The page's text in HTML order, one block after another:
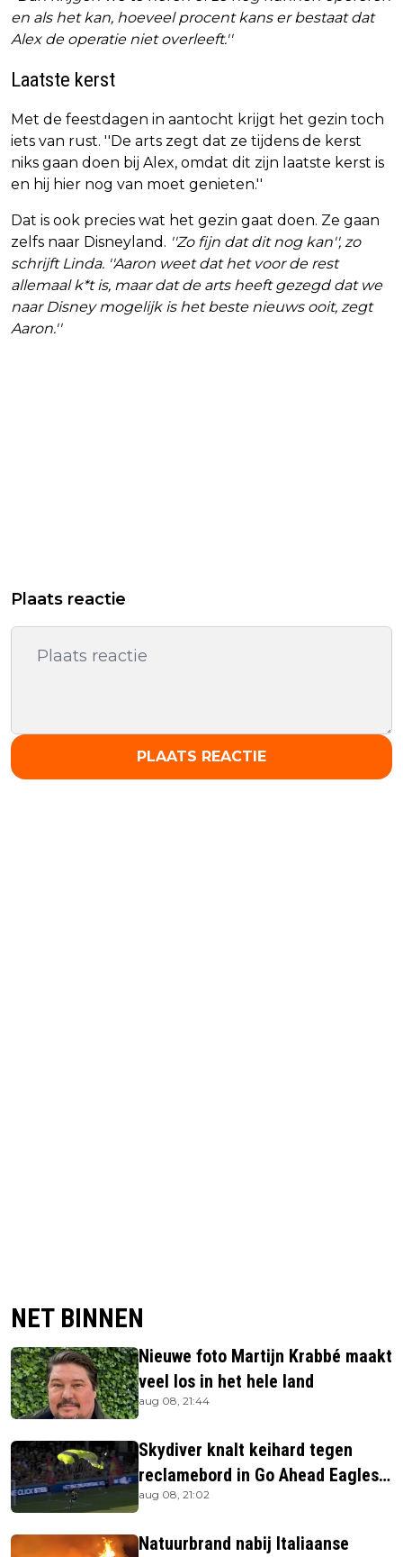
en als het kan, hoeveel procent kans er bestaat dat
Alex de operatie niet overleeft.''
Laatste kerst
Met de feestdagen in aantocht krijgt het gezin toch
iets van rust. ''De arts zegt dat ze tijdens de kerst
niks gaan doen bij Alex, omdat dit zijn laatste kerst is
en hij hier nog van moet genieten.''
Dat is ook precies wat het gezin gaat doen. Ze gaan
zelfs naar Disneyland. ''Zo fijn dat dit nog kan'', zo
schrijft Linda. ''Aaron weet dat het voor de rest
allemaal k*t is, maar dat de arts heeft gezegd dat we
naar Disney mogelijk is het beste nieuws ooit, zegt
Aaron.''
Plaats reactie
PLAATS REACTIE
NET BINNEN
Nieuwe foto Martijn Krabbé maakt
veel los in het hele land
aug 08, 21:44
Skydiver knalt keihard tegen
reclamebord in Go Ahead Eagles-
stadion
aug 08, 21:02
Natuurbrand nabij Italiaanse